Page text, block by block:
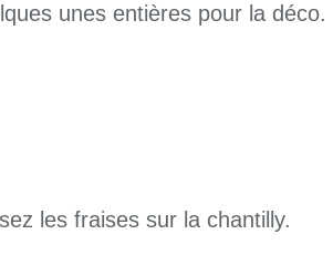
unes entières pour la déco.
les fraises sur la chantilly.